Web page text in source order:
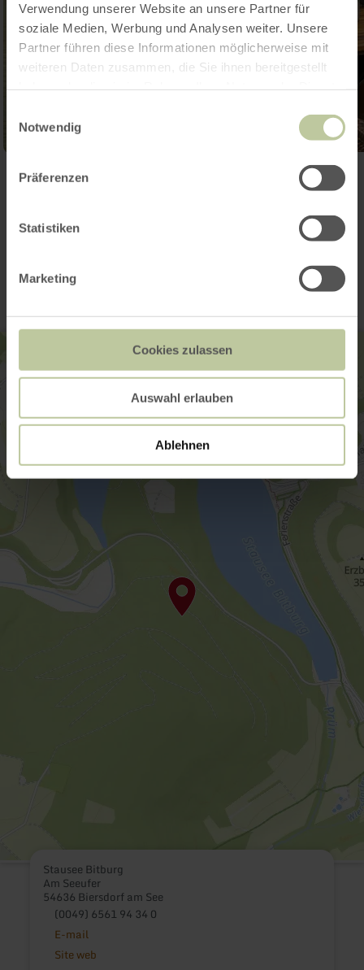
Verwendung unserer Website an unsere Partner für
soziale Medien, Werbung und Analysen weiter. Unsere
Partner führen diese Informationen möglicherweise mit
weiteren Daten zusammen, die Sie ihnen bereitgestellt
Notwendig
Präferenzen
Statistiken
Marketing
Cookies zulassen
Auswahl erlauben
Ablehnen
Contact
Stausee Bitburg
Am Seeufer
54636 Biersdorf am See
(0049) 6561 94 34 0
E-mail
Site web